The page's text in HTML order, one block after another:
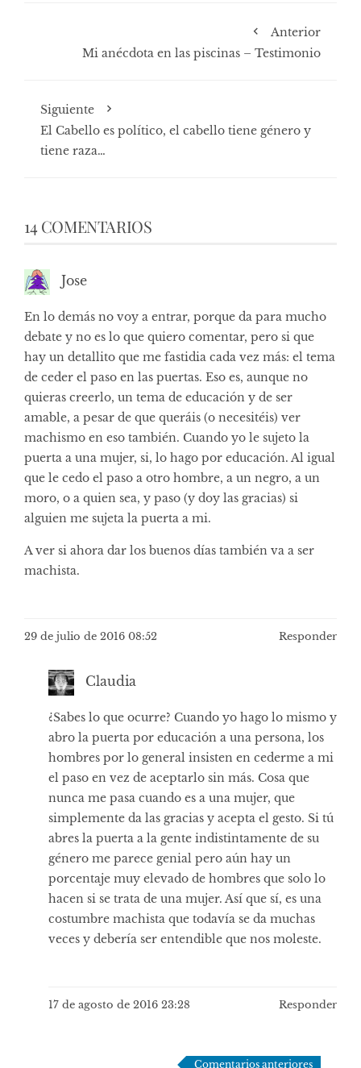
Anterior
Mi anécdota en las piscinas – Testimonio
Siguiente
El Cabello es político, el cabello tiene género y
tiene raza…
14 COMENTARIOS
Jose
En lo demás no voy a entrar, porque da para mucho
debate y no es lo que quiero comentar, pero si que
hay un detallito que me fastidia cada vez más: el tema
de ceder el paso en las puertas. Eso es, aunque no
quieras creerlo, un tema de educación y de ser
amable, a pesar de que queráis (o necesitéis) ver
machismo en eso también. Cuando yo le sujeto la
puerta a una mujer, si, lo hago por educación. Al igual
que le cedo el paso a otro hombre, a un negro, a un
moro, o a quien sea, y paso (y doy las gracias) si
alguien me sujeta la puerta a mi.
A ver si ahora dar los buenos días también va a ser
machista.
29 de julio de 2016 08:52 Responder
Claudia
¿Sabes lo que ocurre? Cuando yo hago lo mismo y
abro la puerta por educación a una persona, los
hombres por lo general insisten en cederme a mi
el paso en vez de aceptarlo sin más. Cosa que
nunca me pasa cuando es a una mujer, que
simplemente da las gracias y acepta el gesto. Si tú
abres la puerta a la gente indistintamente de su
género me parece genial pero aún hay un
porcentaje muy elevado de hombres que solo lo
hacen si se trata de una mujer. Así que sí, es una
costumbre machista que todavía se da muchas
veces y debería ser entendible que nos moleste.
17 de agosto de 2016 23:28 Responder
Comentarios anteriores